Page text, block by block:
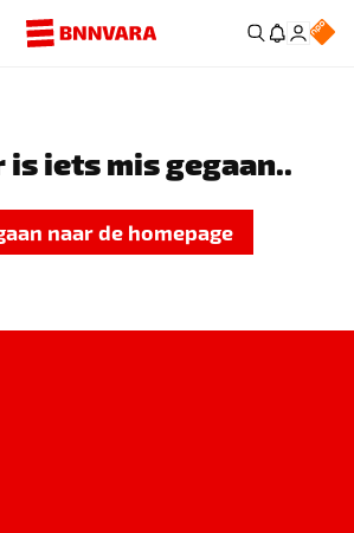
is iets mis gegaan..
naar de homepage